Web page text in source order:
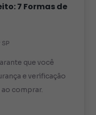
7 Formas de
que você
e verificação
comprar.